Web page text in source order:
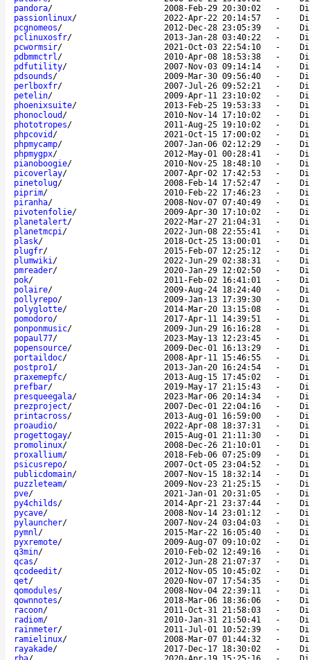
pandora/ 2008-Feb-29 20:30:02 -
passionlinux/ 2022-Apr-22 20:14:57 -
pcgnomeos/ 2012-Dec-28 23:05:39 -
pclinuxosfr/ 2013-Jan-28 03:40:22 -
pcwormsir/ 2021-Oct-03 22:54:10 -
pdbmmctrl/ 2010-Apr-08 18:53:38 -
pdfutility/ 2007-Nov-03 09:14:14 -
pdsounds/ 2009-Mar-30 09:56:40 -
perlboxfr/ 2007-Jul-26 09:52:21 -
petelin/ 2009-Apr-11 23:10:02 -
phoenixsuite/ 2013-Feb-25 19:53:33 -
phonocloud / 2010-Nov-14 17:10:02 -
phototropes/ 2011-Aug-25 19:10:02 -
phpcovid / 2021-Oct-15 17:00:02 -
phpmycamp/ 2007-Jan-06 02:12:29 -
phpmygpx/ 2012-May-01 00:28:41 -
pianoboogie/ 2010-Nov-25 18:48:10 -
picoverlay/ 2007-Apr-02 17:42:53 -
pinetolug/ 2008-Feb-14 17:52:47 -
piprim/ 2010-Feb-22 17:46:23 -
piranha/ 2008-Nov-07 07:40:49 -
pivotenfolie/ 2009-Apr-30 17:10:02 -
planetalert/ 2022-Mar-27 21:04:31 -
planetmcpi/ 2022-Jun-08 22:55:41 -
plask/ 2018-Oct-25 13:00:01 -
plugfr/ 2015-Feb-07 12:25:12 -
plumwiki/ 2022-Jun-29 02:38:31 -
pmreader/ 2020-Jan-29 12:02:50 -
pok/ 2011-Feb-02 16:41:01 -
polaire/ 2009-Aug-24 18:24:40 -
pollyrepo/ 2009-Jan-13 17:39:30 -
polyglotte/ 2014-Mar-20 13:15:08 -
pomodoro/ 2017-Apr-11 14:39:51 -
ponponmusic/ 2009-Jun-29 16:16:28 -
popaul77/ 2023-May-13 12:23:45 -
popensource/ 2009-Dec-01 16:13:29 -
portaildoc/ 2008-Apr-11 15:46:55 -
postpro1/ 2013-Jan-20 16:24:54 -
praxemepfc/ 2013-Aug-15 17:45:02 -
prefbar/ 2019-May-17 21:15:43 -
presqueegala/ 2023-Mar-06 20:14:34 -
prezproject/ 2007-Dec-01 22:04:16 -
printacross/ 2013-Aug-01 16:59:00 -
proaudio/ 2022-Apr-08 18:37:31 -
progettogay/ 2015-Aug-01 21:11:30 -
promolinux/ 2008-Dec-26 21:10:01 -
proxallium/ 2018-Feb-06 07:25:09 -
psicusrepo/ 2007-Oct-05 23:04:52 -
publicdomain/ 2007-Nov-15 18:32:14 -
puzzleteam/ 2009-Nov-23 21:25:15 -
pve/ 2021-Jan-01 20:31:05 -
py4childs/ 2014-Apr-21 23:37:44 -
pycave/ 2008-Nov-14 23:01:12 -
pylauncher/ 2007-Nov-24 03:04:03 -
pymnl/ 2015-Mar-22 16:05:40 -
pyxremote/ 2009-Aug-07 09:10:02 -
q3min/ 2010-Feb-02 12:49:16 -
qcas/ 2012-Jun-28 21:07:37 -
qcodeedit/ 2012-Nov-05 10:45:02 -
qet/ 2020-Nov-07 17:54:35 -
qomodules/ 2008-Nov-04 22:39:11 -
qownnotes/ 2018-Mar-06 18:36:06 -
racoon/ 2011-Oct-31 21:58:03 -
radiom/ 2010-Jan-31 21:50:41 -
rainmeter/ 2011-Jul-01 10:52:39 -
ramielinux/ 2008-Mar-07 01:44:32 -
rayakade/ 2017-Dec-17 18:30:02 -